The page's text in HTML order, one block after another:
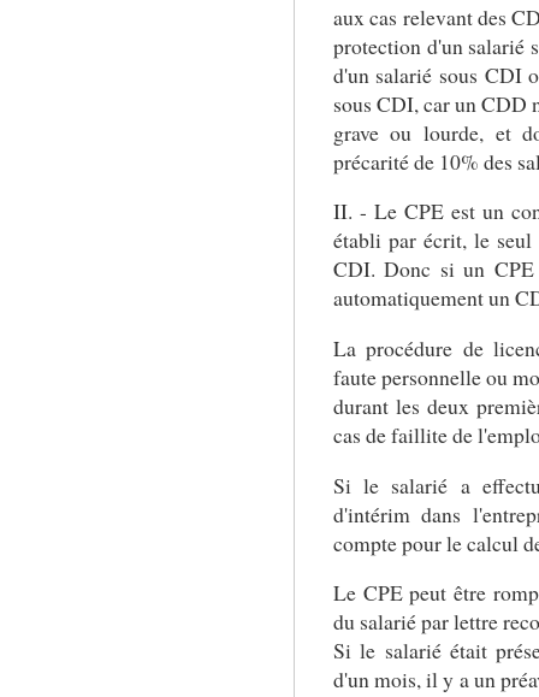
aux cas relevant des
protection d'un salarié
d'un salarié sous CDI
sous CDI, car un CDD
grave ou lourde, et
précarité de 10% des
II. - Le CPE est un
établi par écrit, le
CDI. Donc si un
automatiquement un
La procédure de
faute personnelle ou
durant les deux
cas de faillite de
Si le salarié a
d'intérim dans
compte pour le calcul
Le CPE peut être
du salarié par lettre
Si le salarié était
d'un mois, il y a un